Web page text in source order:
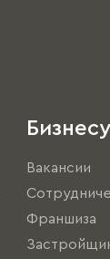
Бизнесу
Вакансии
Франшиза